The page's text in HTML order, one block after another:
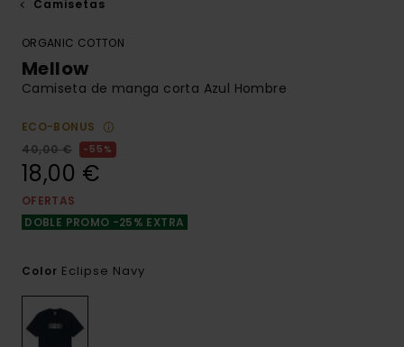
Camisetas
ORGANIC COTTON
Mellow
Camiseta de manga corta Azul Hombre
ECO-BONUS
40,00 €
55%
18,00 €
OFERTAS
DOBLE PROMO -25% EXTRA
Color Eclipse Navy